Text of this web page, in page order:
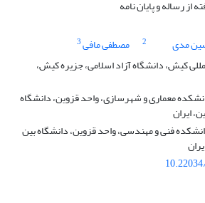
از رساله و پایان نامه
مدی 2 مصطفی مافی3
کیش، دانشگاه آزاد اسلامی، جزیره کیش،
معماری و شهرسازی، واحد قزوین، دانشگاه
ایران
فنی و مهندسی، واحد قزوین، دانشگاه بین